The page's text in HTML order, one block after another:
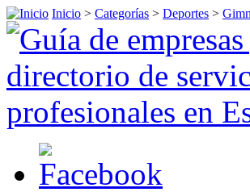
Inicio > Categorías > Deportes >